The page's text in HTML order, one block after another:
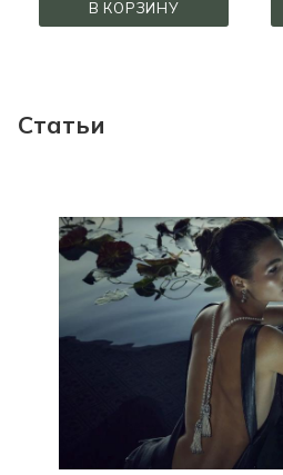
В КОРЗИНУ
Статьи